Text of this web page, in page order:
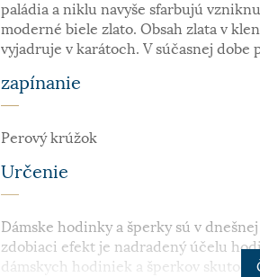
paládia a niklu navyše sfarbujú
moderné biele zlato. Obsah zlata v
vyjadruje v karátoch. V súčasnej dobe
zapínanie
Perový krúžok
Určenie
Dámske hodinky a šperky sú v
zdobiaci efekt je nadradený účelu
dámskych hodiniek a šperkov